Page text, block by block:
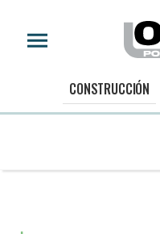
CONSTRUCCIÓN